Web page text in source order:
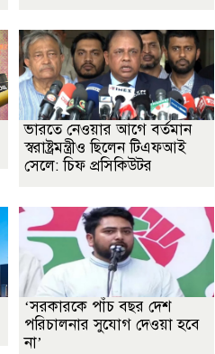
ভারতে নেওয়ার আগে বর্তমান
স্বরাষ্ট্রমন্ত্রীও ছিলেন টিএফআই
সেলে: চিফ প্রসিকিউটর
‘সরকারকে পাঁচ বছর দেশ
পরিচালনার সুযোগ দেওয়া হবে
না’